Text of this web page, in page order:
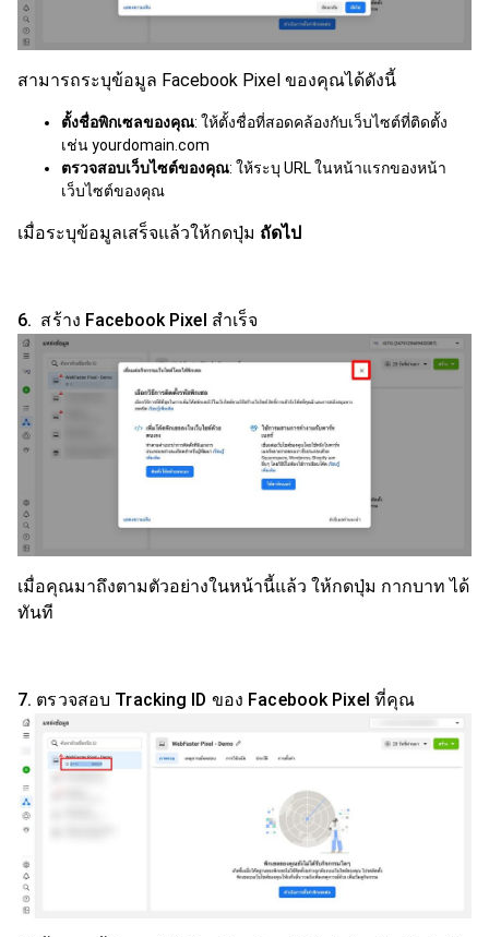
สามารถระบุข้อมูล Facebook Pixel ของคุณได้ดังนี้
ตั้งชื่อพิกเซลของคุณ: ให้ตั้งชื่อที่สอดคล้องกับเว็บไซต์ที่ติดตั้ง
เช่น yourdomain.com
ตรวจสอบเว็บไซต์ของคุณ: ให้ระบุ URL ในหน้าแรกของหน้า
เว็บไซต์ของคุณ
เมื่อระบุข้อมูลเสร็จแล้วให้กดปุ่ม ถัดไป
6. สร้าง Facebook Pixel สำเร็จ
เมื่อคุณมาถึงตามตัวอย่างในหน้านี้แล้ว ให้กดปุ่ม กากบาท ได้
ทันที
7. ตรวจสอบ Tracking ID ของ Facebook Pixel ที่คุณ